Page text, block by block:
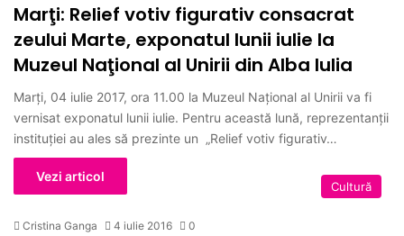
Marţi: Relief votiv figurativ consacrat
zeului Marte, exponatul lunii iulie la
Muzeul Naţional al Unirii din Alba Iulia
Marți, 04 iulie 2017, ora 11.00 la Muzeul Național al Unirii va fi
vernisat exponatul lunii iulie. Pentru această lună, reprezentanţii
instituţiei au ales să prezinte un „Relief votiv figurativ…
Vezi articol
Cultură
Cristina Ganga 4 iulie 2016 0